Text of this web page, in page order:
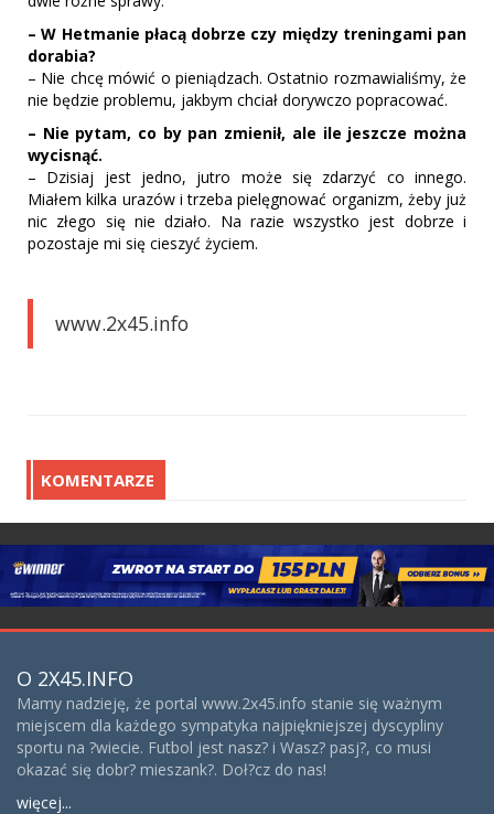
– W Hetmanie płacą dobrze czy między treningami pan
dorabia?
– Nie chcę mówić o pieniądzach. Ostatnio rozmawialiśmy, że
nie będzie problemu, jakbym chciał dorywczo popracować.
– Nie pytam, co by pan zmienił, ale ile jeszcze można
wycisnąć.
– Dzisiaj jest jedno, jutro może się zdarzyć co innego.
Miałem kilka urazów i trzeba pielęgnować organizm, żeby już
nic złego się nie działo. Na razie wszystko jest dobrze i
pozostaje mi się cieszyć życiem.
www.2x45.info
KOMENTARZE
O 2X45.INFO
Mamy nadzieję, że portal www.2x45.info stanie się ważnym
miejscem dla każdego sympatyka najpiękniejszej dyscypliny
sportu na ?wiecie. Futbol jest nasz? i Wasz? pasj?, co musi
okazać się dobr? mieszank?. Doł?cz do nas!
więcej...